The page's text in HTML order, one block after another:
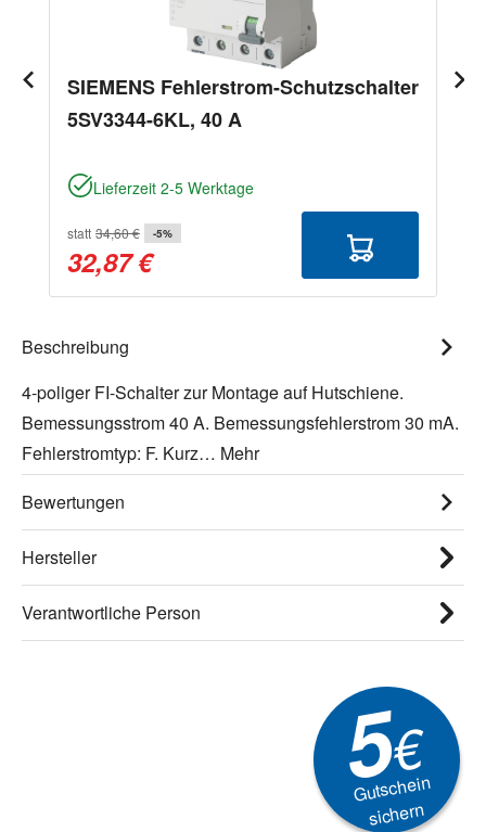
SIEMENS Fehlerstrom-Schutzschalter
5SV3344-6KL, 40 A
Lieferzeit 2-5 Werktage
statt 34,60 € -5%
32,87 €
Beschreibung
4-poliger FI-Schalter zur Montage auf Hutschiene.
Bemessungsstrom 40 A. Bemessungsfehlerstrom 30 mA.
Fehlerstromtyp: F. Kurz… Mehr
Bewertungen
Hersteller
Verantwortliche Person
5€
Gutschein
sichern